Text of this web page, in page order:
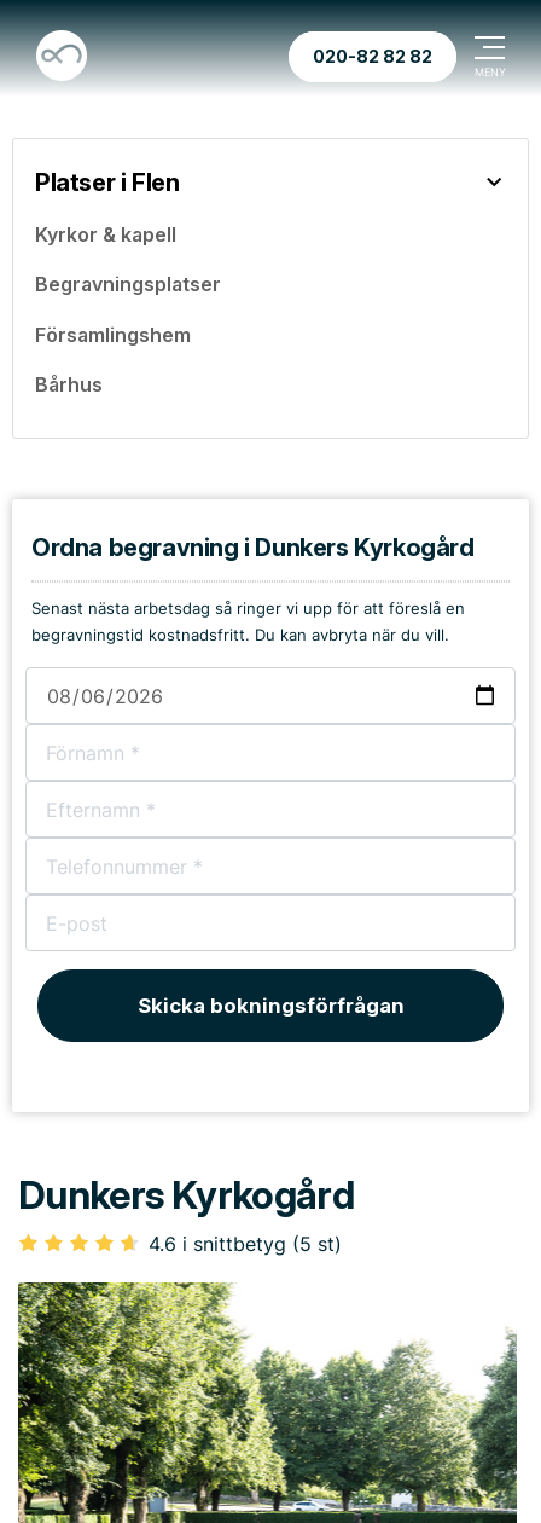
020-82 82 82
Platser i Flen
Kyrkor & kapell
Begravningsplatser
Församlingshem
Bårhus
Ordna begravning i Dunkers Kyrkogård
Senast nästa arbetsdag så ringer vi upp för att föreslå en
begravningstid kostnadsfritt. Du kan avbryta när du vill.
Skicka bokningsförfrågan
Dunkers Kyrkogård
4.6 i snittbetyg (5 st)